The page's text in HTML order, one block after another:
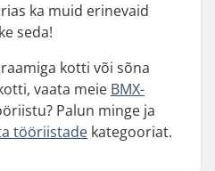
ka muid erinevaid
seda!
kotti või sõna
vaata meie BMX-
Palun minge ja
tööriistade kategooriat.